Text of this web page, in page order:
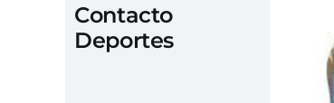
Contacto
Deportes